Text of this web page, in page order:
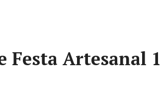
Festa Artesanal 1